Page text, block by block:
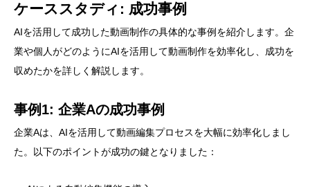
ケーススタディ: 成功事例
AIを活用して成功した動画制作の具体的な事例を紹介します。企
業や個人がどのようにAIを活用して動画制作を効率化し、成功を
収めたかを詳しく解説します。
事例1: 企業Aの成功事例
企業Aは、AIを活用して動画編集プロセスを大幅に効率化しまし
た。以下のポイントが成功の鍵となりました：